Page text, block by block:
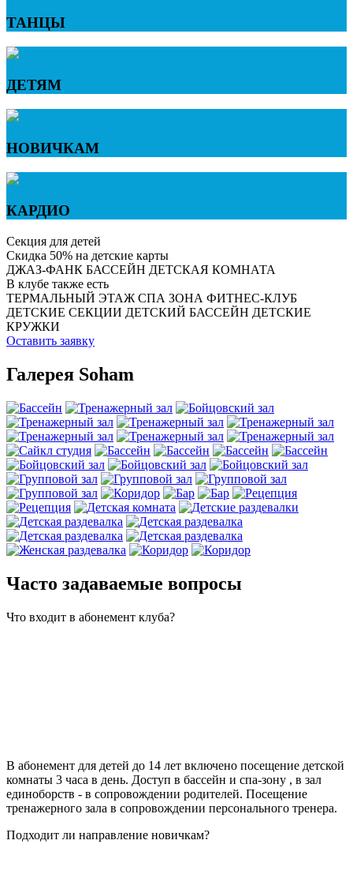
ТАНЦЫ
ДЕТЯМ
НОВИЧКАМ
КАРДИО
Секция для детей
Скидка 50% на детские карты
ДЖАЗ-ФАНК БАССЕЙН ДЕТСКАЯ КОМНАТА
В клубе также есть
ТЕРМАЛЬНЫЙ ЭТАЖ СПА ЗОНА ФИТНЕС-КЛУБ
ДЕТСКИЕ СЕКЦИИ ДЕТСКИЙ БАССЕЙН ДЕТСКИЕ
КРУЖКИ
Оставить заявку
Галерея Soham
Часто задаваемые вопросы
Что входит в абонемент клуба?
В абонемент для детей до 14 лет включено посещение детской
комнаты 3 часа в день. Доступ в бассейн и спа-зону , в зал
единоборств - в сопровождении родителей. Посещение
тренажерного зала в сопровождении персонального тренера.
Подходит ли направление новичкам?